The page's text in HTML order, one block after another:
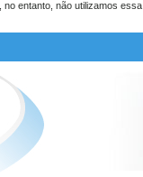
entanto, não utilizamos